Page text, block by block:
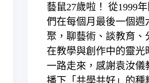
藝鼠27歲啦！ 從1999
們在每個月最後一個週
聚，聊藝術、談教育、
在教學與創作中的靈光
一路走來，感謝袁汝儀
播下「共學共好」的種